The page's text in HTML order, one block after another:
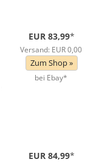
EUR 83,99*
Versand: EUR 0,00
Zum Shop »
bei Ebay*
EUR 84,99*